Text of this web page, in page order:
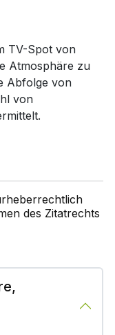
TV-Spot von
Atmosphäre zu
Abfolge von
von
des Zitatrechts